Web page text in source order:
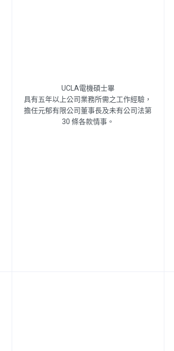
UCLA電機碩士畢
具有五年以上公司業務所需之工作經驗，
擔任元郁有限公司董事長及未有公司法第
30 條各款情事。